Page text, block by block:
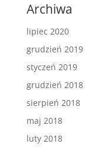
Archiwa
lipiec 2020
grudzień 2019
styczeń 2019
grudzień 2018
sierpień 2018
maj 2018
luty 2018